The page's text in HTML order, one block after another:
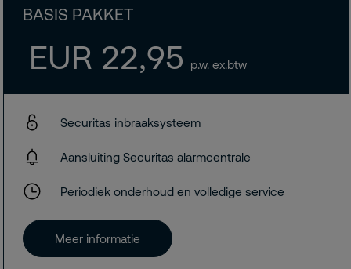
BASIS PAKKET
EUR 22,95 p.w. ex.btw
Securitas inbraaksysteem
Aansluiting Securitas alarmcentrale
Periodiek onderhoud en volledige service
Meer informatie